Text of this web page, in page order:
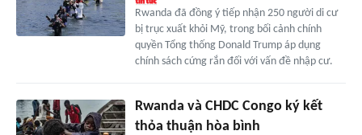
Rwanda đã đồng ý tiếp nhận 250 người di cư
bị trục xuất khỏi Mỹ, trong bối cảnh chính
quyền Tổng thống Donald Trump áp dụng
chính sách cứng rắn đối với vấn đề nhập cư.
Rwanda và CHDC Congo ký kết
thỏa thuận hòa bình